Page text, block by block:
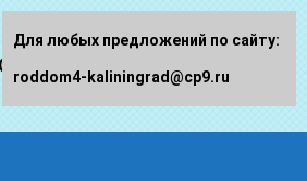
kaliningrad.ru
Для любых предложений по сайту:
roddom4-kaliningrad@cp9.ru